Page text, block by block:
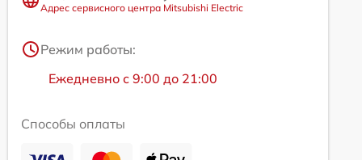
Адрес сервисного центра Mitsubishi Electric
Режим работы:
Ежедневно с 9:00 до 21:00
Способы оплаты